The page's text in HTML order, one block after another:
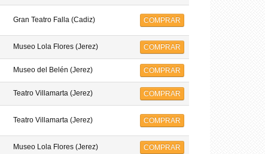
Gran Teatro Falla (Cadiz) COMPRAR
Museo Lola Flores (Jerez) COMPRAR
Museo del Belén (Jerez) COMPRAR
Teatro Villamarta (Jerez) COMPRAR
Teatro Villamarta (Jerez) COMPRAR
Museo Lola Flores (Jerez) COMPRAR